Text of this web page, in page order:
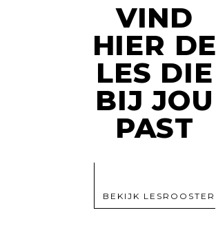
VIND
HIER DE
LES DIE
BIJ JOU
PAST
BEKIJK LESROOSTER